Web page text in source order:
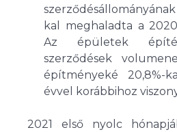
kal meghaladta a
Az épületek
szerződések
építményeké
évvel korábbihoz
2021 első nyolc